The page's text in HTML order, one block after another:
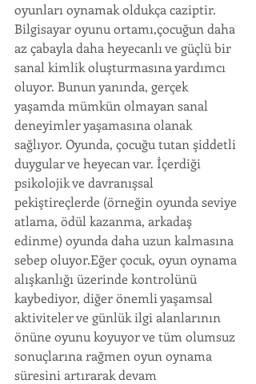
oyunları oynamak oldukça caziptir.
Bilgisayar oyunu ortamı,çocuğun daha
az çabayla daha heyecanlı ve güçlü bir
sanal kimlik oluşturmasına yardımcı
oluyor. Bunun yanında, gerçek
yaşamda mümkün olmayan sanal
deneyimler yaşamasına olanak
sağlıyor. Oyunda, çocuğu tutan şiddetli
duygular ve heyecan var. İçerdiği
psikolojik ve davranışsal
pekiştireçlerde (örneğin oyunda seviye
atlama, ödül kazanma, arkadaş
edinme) oyunda daha uzun kalmasına
sebep oluyor.Eğer çocuk, oyun oynama
alışkanlığı üzerinde kontrolünü
kaybediyor, diğer önemli yaşamsal
aktiviteler ve günlük ilgi alanlarının
önüne oyunu koyuyor ve tüm olumsuz
sonuçlarına rağmen oyun oynama
süresini artırarak devam